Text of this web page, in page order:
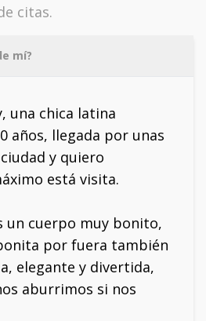
citas.
mí?
una chica latina
años, llegada por unas
y quiero
está visita.
un cuerpo muy bonito,
por fuera también
elegante y divertida,
aburrimos si nos